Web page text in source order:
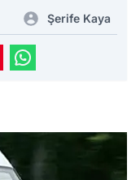
Şerife Kaya